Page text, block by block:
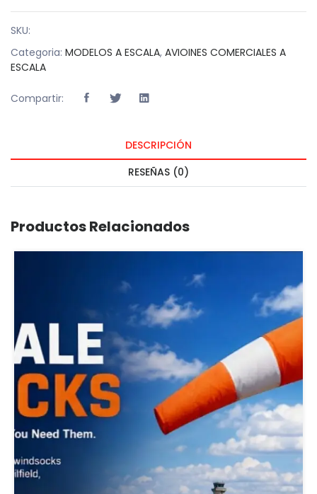
SKU:
Categoria: MODELOS A ESCALA, AVIOINES COMERCIALES A
ESCALA
Compartir:
DESCRIPCIÓN
RESEÑAS (0)
Productos Relacionados